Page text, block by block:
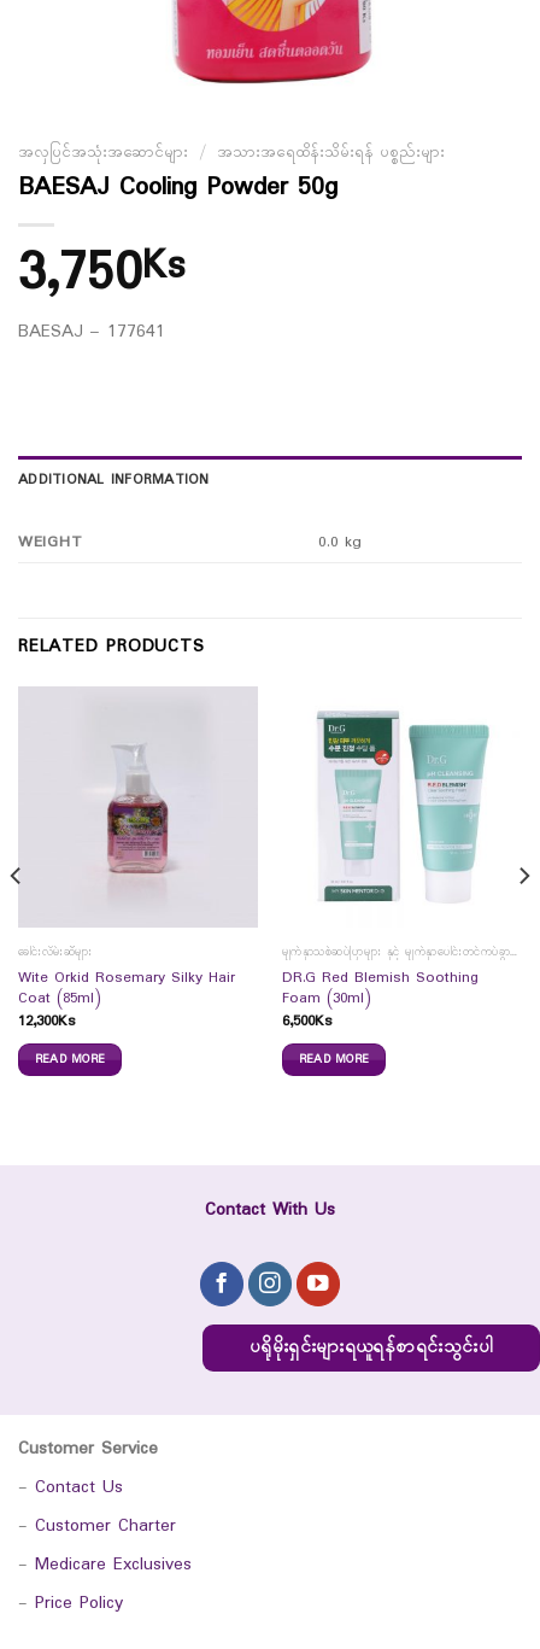
အလှပြင်အသုံးအဆောင်များ / အသားအရေထိန်းသိမ်းရန် ပစ္စည်းများ
BAESAJ Cooling Powder 50g
3,750Ks
BAESAJ – 177641
ADDITIONAL INFORMATION
WEIGHT 0.0 kg
RELATED PRODUCTS
ခေါင်းလိမ်းဆီများ
Wite Orkid Rosemary Silky Hair
Coat (85ml)
12,300Ks
READ MORE
မျက်နှာသစ်ဆပ်ပြာများ နှင့် မျက်နှာပေါင်းတင်ကပ်ခွာများ
DR.G Red Blemish Soothing
Foam (30ml)
6,500Ks
READ MORE
Contact With Us
ပရိုမိုးရှင်းများရယူရန်စာရင်းသွင်းပါ
Customer Service
- Contact Us
- Customer Charter
- Medicare Exclusives
- Price Policy